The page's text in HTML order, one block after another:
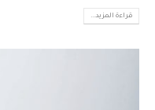
قراءة المزيد...